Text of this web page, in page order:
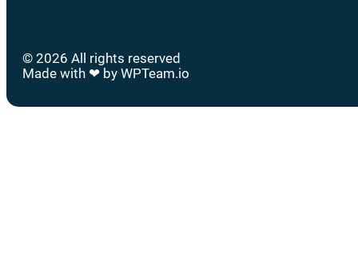
© 2026 All rights reserved
Made with ❤ by WPTeam.io